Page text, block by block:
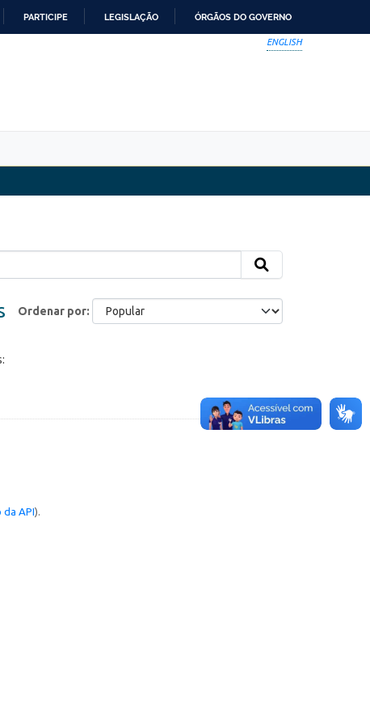
PARTICIPE LEGISLAÇÃO ÓRGÃOS DO GOVERNO
ENGLISH
Ordenar por
da API).